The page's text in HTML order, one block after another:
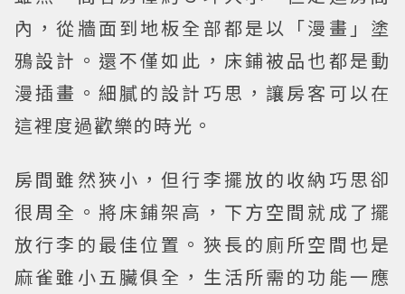
內，從牆面到地板全部都是以「漫畫」塗
鴉設計。還不僅如此，床鋪被品也都是動
漫插畫。細膩的設計巧思，讓房客可以在
這裡度過歡樂的時光。
房間雖然狹小，但行李擺放的收納巧思卻
很周全。將床鋪架高，下方空間就成了擺
放行李的最佳位置。狹長的廁所空間也是
麻雀雖小五臟俱全，生活所需的功能一應